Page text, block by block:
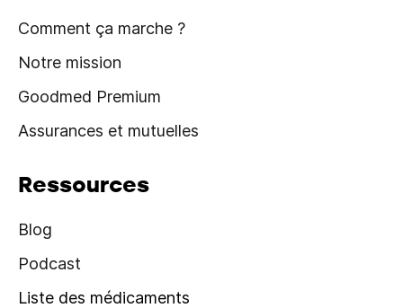
Comment ça marche ?
Notre mission
Goodmed Premium
Assurances et mutuelles
Ressources
Blog
Podcast
Liste des médicaments